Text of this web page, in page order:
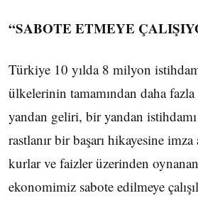
“SABOTE ETMEYE
Türkiye 10 yılda 8 milyon
ülkelerinin tamamından daha fazla
yandan geliri, bir yandan istihdamı
rastlanır bir başarı hikayesine
kurlar ve faizler üzerinden
ekonomimiz sabote edilmeye